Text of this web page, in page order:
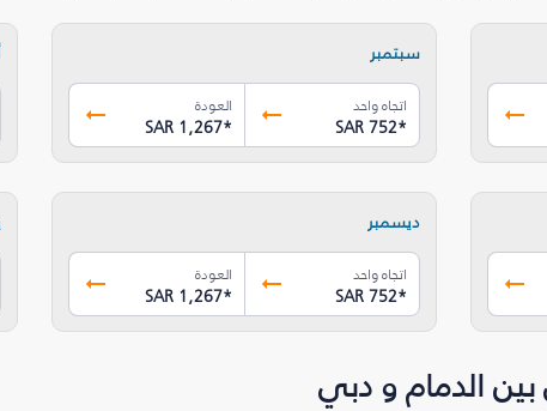
سبتمبر
اتجاه واحد
SAR 752*
العودة
SAR 1,267*
ديسمبر
اتجاه واحد
SAR 752*
العودة
SAR 1,267*
الدمام و دبي